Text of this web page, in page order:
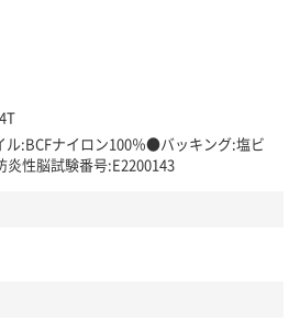
ル:BCFナイロン100％●バッキング:塩ビ
性脳試験番号:E2200143